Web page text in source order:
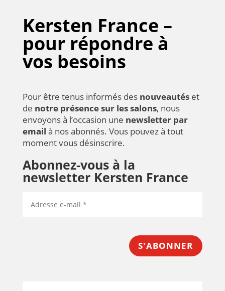
Kersten France –
pour répondre à
vos besoins
Pour être tenus informés des nouveautéset
de notre présence sur les salons, nous
envoyons à l’occasion une newsletter par
email à nos abonnés. Vous pouvez à tout
moment vous désinscrire.
Abonnez-vous à la
newsletter Kersten France
S'ABONNER